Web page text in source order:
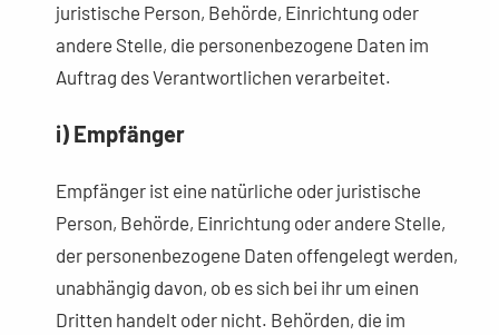
juristische Person, Behörde, Einrichtung oder
andere Stelle, die personenbezogene Daten im
Auftrag des Verantwortlichen verarbeitet.
i) Empfänger
Empfänger ist eine natürliche oder juristische
Person, Behörde, Einrichtung oder andere Stelle,
der personenbezogene Daten offengelegt werden,
unabhängig davon, ob es sich bei ihr um einen
Dritten handelt oder nicht. Behörden, die im